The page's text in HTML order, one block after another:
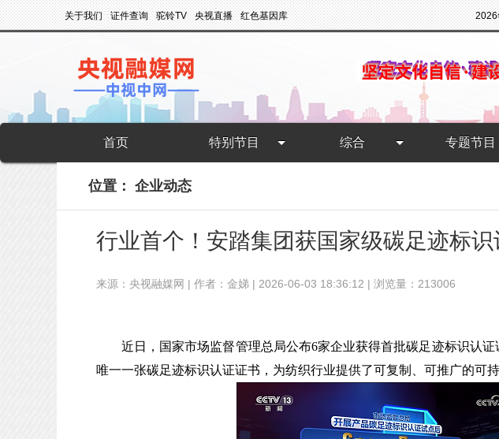
关于我们 证件查询 驼铃TV 央视直播 红色基因库 2026
首页 特别节目 综合 专题节目
位置： 企业动态
行业首个！安踏集团获国家级碳足迹标识
来源：央视融媒网 | 作者：金娣 | 2026-06-03 18:36:12 | 浏览量：213006
近日，国家市场监督管理总局公布6家企业获得首批碳足迹标识认
唯一一张碳足迹标识认证证书，为纺织行业提供了可复制、可推广的可持